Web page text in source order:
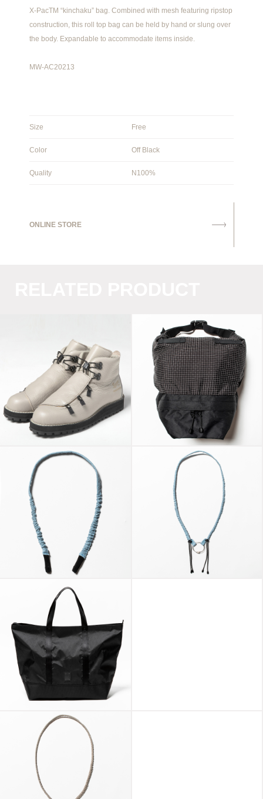
X-PacTM “kinchaku” bag. Combined with mesh featuring ripstop
construction, this roll top bag can be held by hand or slung over
the body. Expandable to accommodate items inside.
MW-AC20213
Size Free
Color Off Black
Quality N100%
ONLINE STORE
Danner Mountain
“Nude” Light Grey
X-Pac™/Spectra®
“Lid”
Bungee Leather
Glass Cord Sax
Bungee Leather
Neck Strap Sax
X-Pac™ “TOTE” x
master-piece